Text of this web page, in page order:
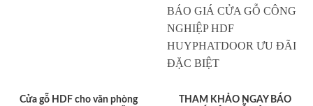
Cửa gỗ HDF cho văn phòng
THAM KHẢO NGAY BÁO